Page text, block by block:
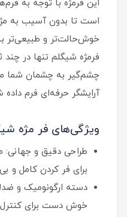
این فرمژه با توجه به
است تا بدون آسیب به
خوش‌حالت‌تر و طبیعی‌تر
فرمژه شیگلم تنها در
چشم‌گیر به چشمان شما
آرایشگر حرفه‌ای فرم داده
ویژگی‌های فر مژه
طراحی دقیق و جهانی:
برای فر کردن کامل و
دسته ارگونومیک و
خوش‌ دست برای کنترل